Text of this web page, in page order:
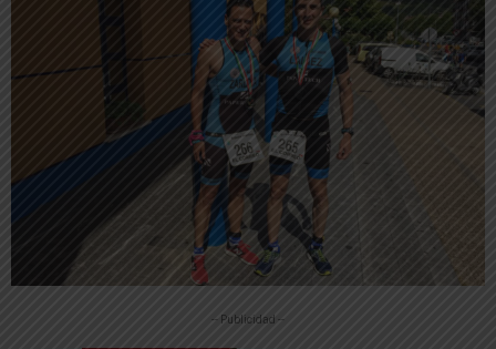
-- Publicidad --